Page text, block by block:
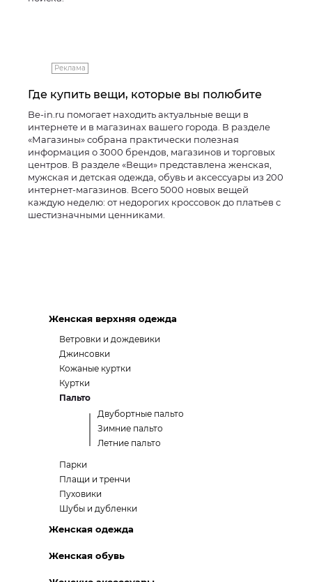
Реклама
Где купить вещи, которые вы полюбите
Be-in.ru помогает находить актуальные вещи в
интернете и в магазинах вашего города. В разделе
«Магазины» собрана практически полезная
информация о 3000 брендов, магазинов и торговых
центров. В разделе «Вещи» представлена женская,
мужская и детская одежда, обувь и аксессуары из 200
интернет-магазинов. Всего 5000 новых вещей
каждую неделю: от недорогих кроссовок до платьев с
шестизначными ценниками.
Женская верхняя одежда
Ветровки и дождевики
Джинсовки
Кожаные куртки
Куртки
Пальто
Двубортные пальто
Зимние пальто
Летние пальто
Парки
Плащи и тренчи
Пуховики
Шубы и дубленки
Женская одежда
Женская обувь